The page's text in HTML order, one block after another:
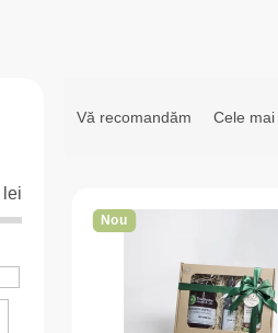
lei
eVă recomandăm Cele mai
Nou